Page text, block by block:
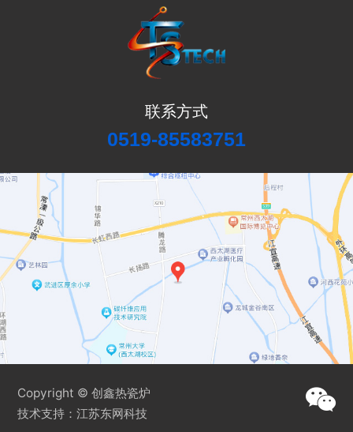
联系方式
0519-85583751
Copyright © 创鑫热瓷炉
技术支持：江苏东网科技